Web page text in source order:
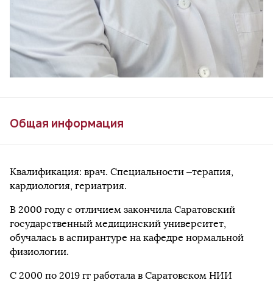
Общая информация
Квалификация: врач. Специальности –терапия,
кардиология, гериатрия.
В 2000 году с отличием закончила Саратовский
государственный медицинский университет,
обучалась в аспирантуре на кафедре нормальной
физиологии.
С 2000 по 2019 гг работала в Саратовском НИИ